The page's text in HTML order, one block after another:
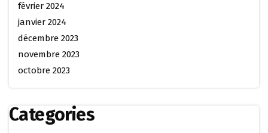
février 2024
janvier 2024
décembre 2023
novembre 2023
octobre 2023
Categories